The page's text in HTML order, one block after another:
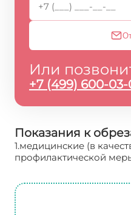
Или
+7 (499) 600-03-
Показания к
1.медицинские (в
профилактической